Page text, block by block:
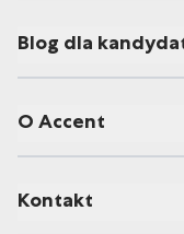
Blog dla
O Accent
Kontakt